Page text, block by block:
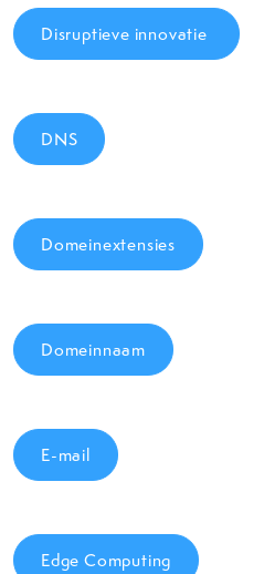
Disruptieve innovatie
DNS
Domeinextensies
Domeinnaam
E-mail
Edge Computing